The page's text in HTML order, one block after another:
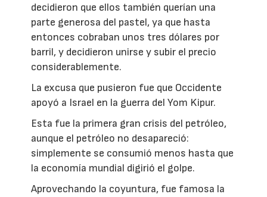
decidieron que ellos también querían una
parte generosa del pastel, ya que hasta
entonces cobraban unos tres dólares por
barril, y decidieron unirse y subir el precio
considerablemente.
La excusa que pusieron fue que Occidente
apoyó a Israel en la guerra del Yom Kipur.
Esta fue la primera gran crisis del petróleo,
aunque el petróleo no desapareció:
simplemente se consumió menos hasta que
la economía mundial digirió el golpe.
Aprovechando la coyuntura, fue famosa la